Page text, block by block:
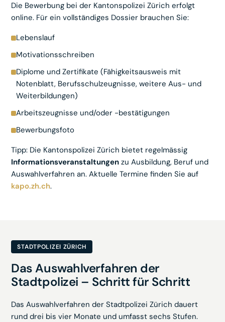
Die Bewerbung bei der Kantonspolizei Zürich erfolgt
online. Für ein vollständiges Dossier brauchen Sie:
Lebenslauf
Motivationsschreiben
Diplome und Zertifikate (Fähigkeitsausweis mit
Notenblatt, Berufsschulzeugnisse, weitere Aus- und
Weiterbildungen)
Arbeitszeugnisse und/oder -bestätigungen
Bewerbungsfoto
Tipp: Die Kantonspolizei Zürich bietet regelmässig
Informationsveranstaltungen zu Ausbildung, Beruf und
Auswahlverfahren an. Aktuelle Termine finden Sie auf
kapo.zh.ch.
STADTPOLIZEI ZÜRICH
Das Auswahlverfahren der
Stadtpolizei – Schritt für Schritt
Das Auswahlverfahren der Stadtpolizei Zürich dauert
rund drei bis vier Monate und umfasst sechs Stufen.